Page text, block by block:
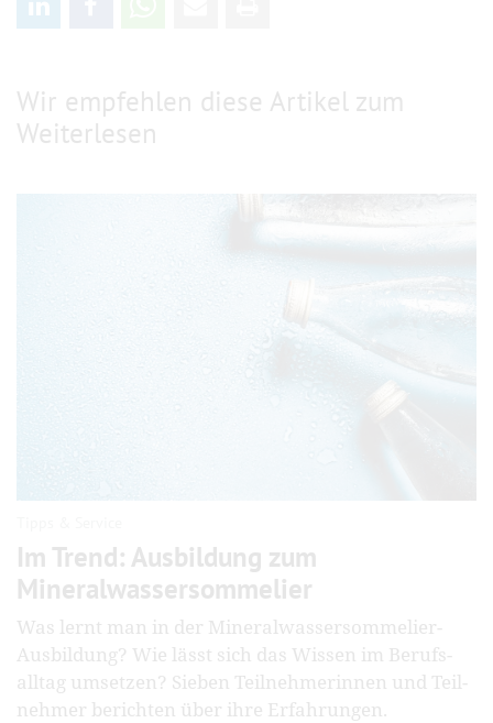
Wir empfehlen diese Artikel zum
Weiterlesen
Im Trend: Ausbildung zum
Mineralwassersommelier
Was lernt man in der Mineral­wasser­sommelier-
Ausbildung? Wie lässt sich das Wissen im Berufs­
alltag umsetzen? Sieben Teil­nehmer­innen und Teil­
nehmer berichten über ihre Erfahrungen.